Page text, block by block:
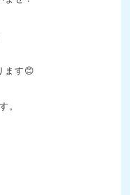
ます😊
。